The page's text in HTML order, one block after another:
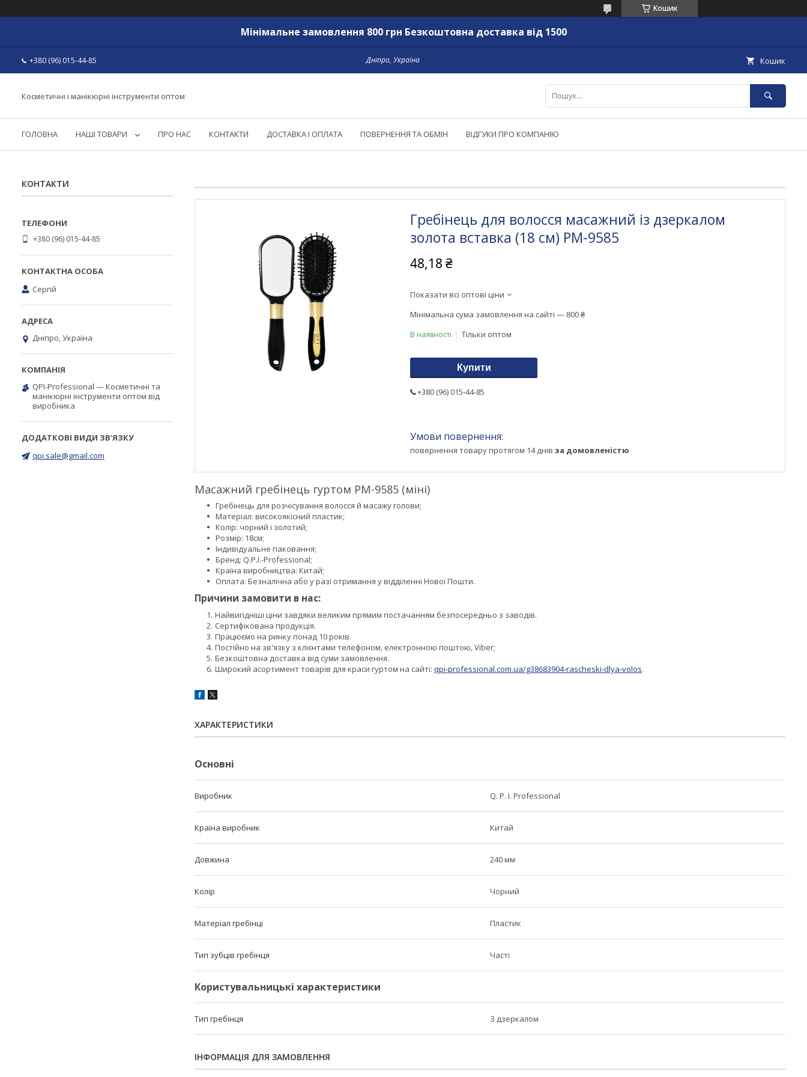
Кошик
Мінімальне замовлення 800 грн Безкоштовна доставка від 1500
+380 (96) 015-44-85 Дніпро, Україна Кошик
Косметичні і манікюрні інструменти оптом
ГОЛОВНА НАШІ ТОВАРИ ПРО НАС КОНТАКТИ ДОСТАВКА І ОПЛАТА ПОВЕРНЕННЯ ТА ОБМІН ВІДГУКИ ПРО КОМПАНІЮ
Гребінець для волосся масажний із дзеркалом
золота вставка (18 см) РМ-9585
48,18 ₴
Показати всі оптові ціни
Мінімальна сума замовлення на сайті — 800 ₴
В наявності Тільки оптом
Купити
+380 (96) 015-44-85
повернення товару протягом 14 днів за домовленістю
Масажний гребінець гуртом РМ-9585 (міні)
Гребінець для розчісування волосся й масажу голови;
Матеріал: високоякісний пластик;
Колір: чорний і золотий;
Розмір: 18см;
Індивідуальне паковання;
Бренд: Q.P.I.-Professional;
Країна виробництва: Китай;
Оплата: Безналічна або у разі отримання у відділенні Нової Пошти.
Причини замовити в нас:
Найвигідніші ціни завдяки великим прямим постачанням безпосередньо з заводів.
Сертифікована продукція.
Працюємо на ринку понад 10 років.
Постійно на зв'язку з клієнтами телефоном, електронною поштою, Viber;
Безкоштовна доставка від суми замовлення.
Широкий асортимент товарів для краси гуртом на сайті: qpi-professional.com.ua/g38683904-rascheski-dlya-volos.
ХАРАКТЕРИСТИКИ
Основні
Виробник Q. P. I. Professional
Країна виробник Китай
Довжина 240 мм
Колір Чорний
Матеріал гребінці Пластик
Тип зубців гребінця Часті
Користувальницькі характеристики
Тип гребінця З дзеркалом
ІНФОРМАЦІЯ ДЛЯ ЗАМОВЛЕННЯ
КОНТАКТИ
+380 (96) 015-44-85
Сергій
Дніпро, Україна
QPI-Professional — Косметичні та
манікюрні інструменти оптом від
виробника
qpi.sale@gmail.com